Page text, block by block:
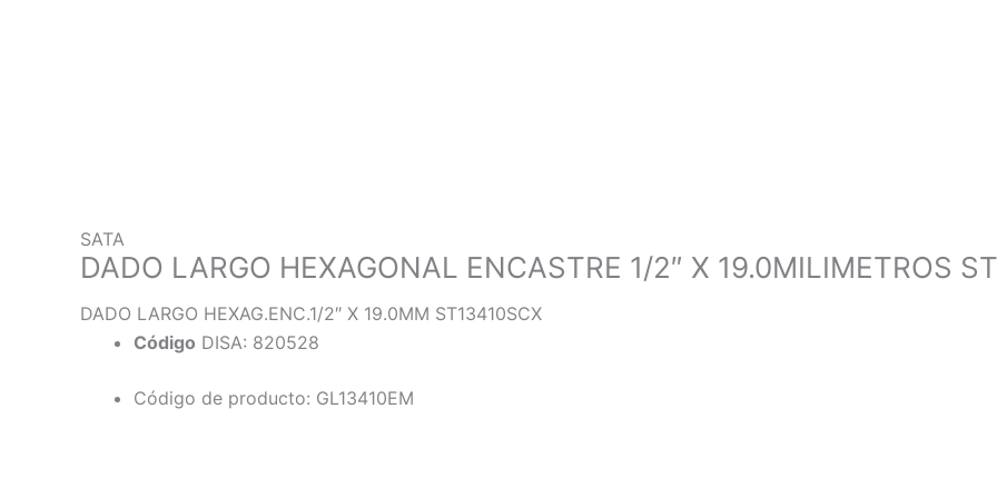
SATA
DADO LARGO HEXAGONAL ENCASTRE 1/2″ X 19.0MILIMETROS
DADO LARGO HEXAG.ENC.1/2″ X 19.0MM ST13410SCX
Código DISA: 820528
Código de producto: GL13410EM